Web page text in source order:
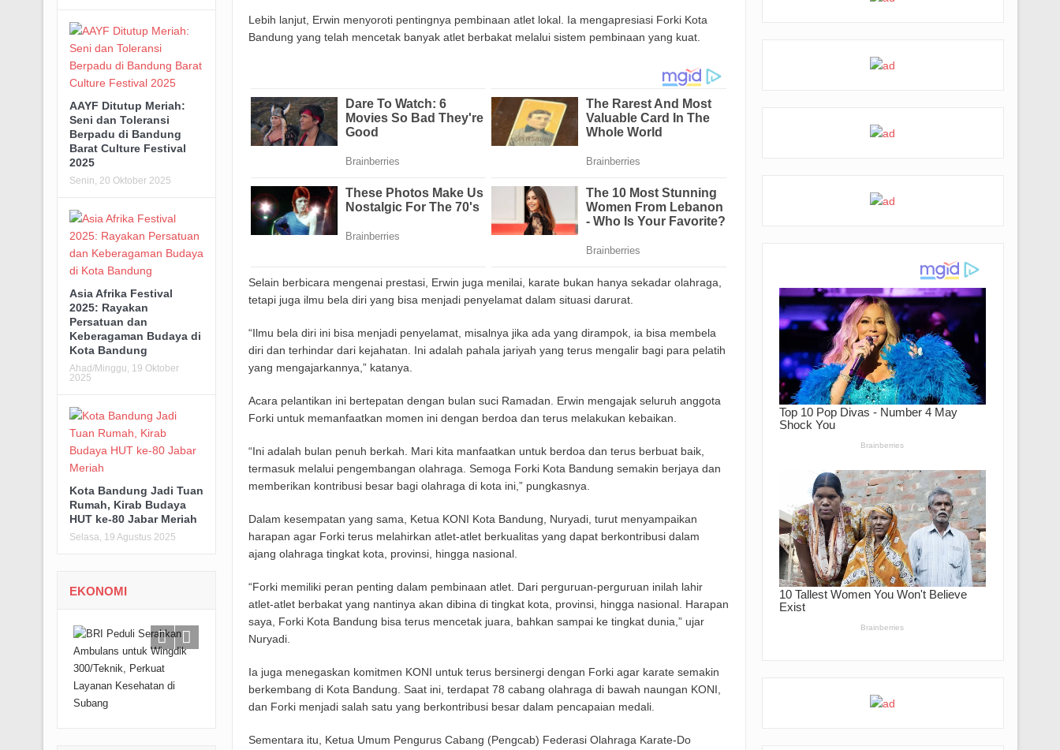
Lebih lanjut, Erwin menyoroti pentingnya pembinaan atlet lokal. Ia mengapresiasi Forki Kota
Bandung yang telah mencetak banyak atlet berbakat melalui sistem pembinaan yang kuat.
Selain berbicara mengenai prestasi, Erwin juga menilai, karate bukan hanya sekadar olahraga,
tetapi juga ilmu bela diri yang bisa menjadi penyelamat dalam situasi darurat.
“Ilmu bela diri ini bisa menjadi penyelamat, misalnya jika ada yang dirampok, ia bisa membela
diri dan terhindar dari kejahatan. Ini adalah pahala jariyah yang terus mengalir bagi para pelatih
yang mengajarkannya,” katanya.
Acara pelantikan ini bertepatan dengan bulan suci Ramadan. Erwin mengajak seluruh anggota
Forki untuk memanfaatkan momen ini dengan berdoa dan terus melakukan kebaikan.
“Ini adalah bulan penuh berkah. Mari kita manfaatkan untuk berdoa dan terus berbuat baik,
termasuk melalui pengembangan olahraga. Semoga Forki Kota Bandung semakin berjaya dan
memberikan kontribusi besar bagi olahraga di kota ini,” pungkasnya.
Dalam kesempatan yang sama, Ketua KONI Kota Bandung, Nuryadi, turut menyampaikan
harapan agar Forki terus melahirkan atlet-atlet berkualitas yang dapat berkontribusi dalam
ajang olahraga tingkat kota, provinsi, hingga nasional.
“Forki memiliki peran penting dalam pembinaan atlet. Dari perguruan-perguruan inilah lahir
atlet-atlet berbakat yang nantinya akan dibina di tingkat kota, provinsi, hingga nasional. Harapan
saya, Forki Kota Bandung bisa terus mencetak juara, bahkan sampai ke tingkat dunia,” ujar
Nuryadi.
Ia juga menegaskan komitmen KONI untuk terus bersinergi dengan Forki agar karate semakin
berkembang di Kota Bandung. Saat ini, terdapat 78 cabang olahraga di bawah naungan KONI,
dan Forki menjadi salah satu yang berkontribusi besar dalam pencapaian medali.
Sementara itu, Ketua Umum Pengurus Cabang (Pengcab) Federasi Olahraga Karate-Do
AAYF Ditutup Meriah:
Seni dan Toleransi
Berpadu di Bandung
Barat Culture Festival
2025
Senin, 20 Oktober 2025
Asia Afrika Festival
2025: Rayakan
Persatuan dan
Keberagaman Budaya di
Kota Bandung
Ahad/Minggu, 19 Oktober
2025
Kota Bandung Jadi Tuan
Rumah, Kirab Budaya
HUT ke-80 Jabar Meriah
Selasa, 19 Agustus 2025
EKONOMI